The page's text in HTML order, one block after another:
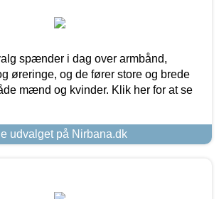
spænder i dag over armbånd,
øreringe, og de fører store og brede
mænd og kvinder. Klik her for at se
udvalget på Nirbana.dk